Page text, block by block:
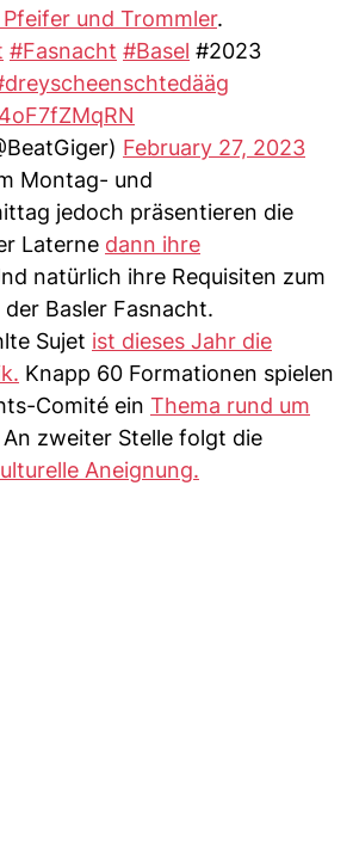
und Trommler.
#Fasnacht #Basel #2023
February 27, 2023
Montag- und
jedoch präsentieren die
Laterne dann ihre
natürlich ihre Requisiten zum
Basler Fasnacht.
Sujet ist dieses Jahr die
Knapp 60 Formationen spielen
Comité ein Thema rund um
An zweiter Stelle folgt die
Aneignung.